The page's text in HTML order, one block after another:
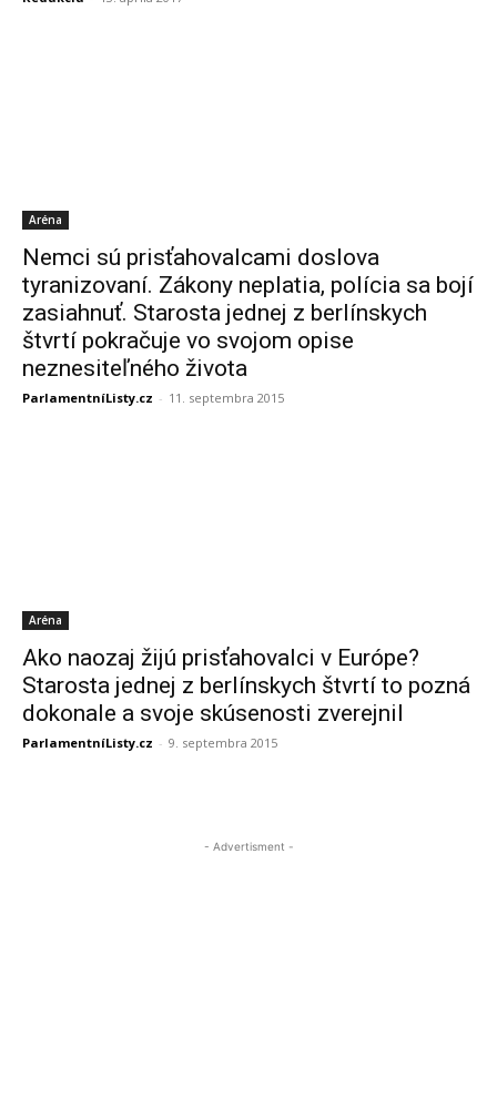
Aréna
Nemci sú prisťahovalcami doslova
tyranizovaní. Zákony neplatia, polícia sa bojí
zasiahnuť. Starosta jednej z berlínskych
štvrtí pokračuje vo svojom opise
neznesiteľného života
ParlamentníListy.cz - 11. septembra 2015
Aréna
Ako naozaj žijú prisťahovalci v Európe?
Starosta jednej z berlínskych štvrtí to pozná
dokonale a svoje skúsenosti zverejnil
ParlamentníListy.cz - 9. septembra 2015
- Advertisment -